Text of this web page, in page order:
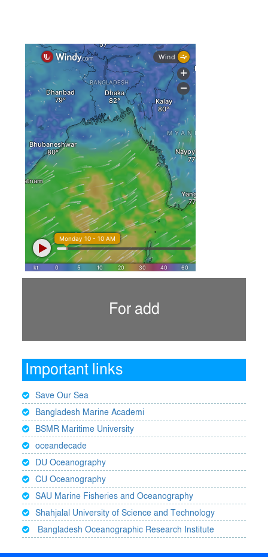
For add
Important links
Save Our Sea
Bangladesh Marine Academi
BSMR Maritime University
oceandecade
DU Oceanography
CU Oceanography
SAU Marine Fisheries and Oceanography
Shahjalal University of Science and Technology
Bangladesh Oceanographic Research Institute